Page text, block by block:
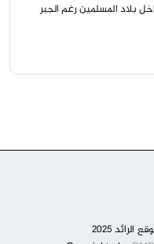
بلاد المسلمين رغم الجبر
2025